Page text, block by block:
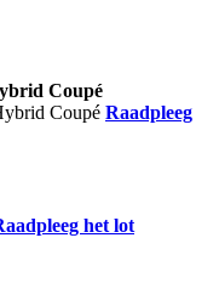
Coupé
Raadpleeg
het lot